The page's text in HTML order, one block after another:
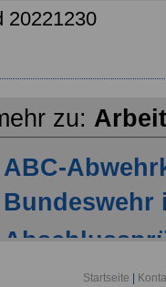
20221230
zu:
ABC-
Bundeswehr
Startseite